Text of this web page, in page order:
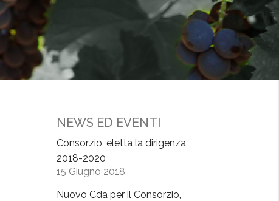
NEWS ED EVENTI
Consorzio, eletta la dirigenza
2018-2020
15 Giugno 2018
Nuovo Cda per il Consorzio,